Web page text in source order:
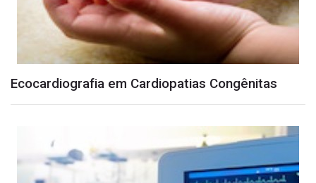
Ecocardiografia em Cardiopatias Congênitas